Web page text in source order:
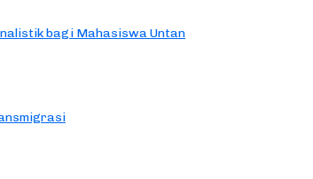
bagi Mahasiswa Untan